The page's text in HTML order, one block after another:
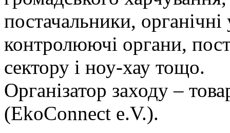
постачальники, органічні
контролюючі органи,
сектору і ноу-хау тощо.
Організатор заходу –
(EkoConnect e.V.).